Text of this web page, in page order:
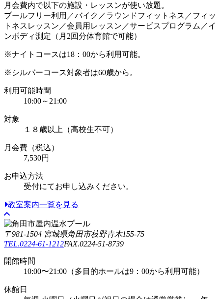
月会費内で以下の施設・レッスンが使い放題。
プールフリー利用／バイク／ラウンドフィットネス／フィッ
トネスレッスン／会員用レッスン／サービスプログラム／イ
ンボディ測定（月2回分体育館で可能）
※ナイトコースは18：00から利用可能。
※シルバーコース対象者は60歳から。
利用可能時間
10:00～21:00
対象
１８歳以上（高校生不可）
月会費（税込）
7,530円
お申込方法
受付にてお申し込みください。
教室案内一覧を見る
〒981-1504 宮城県角田市枝野青木155-75
TEL.0224-61-1212FAX.0224-51-8739
開館時間
10:00〜21:00（多目的ホールは9：00から利用可能）
休館日